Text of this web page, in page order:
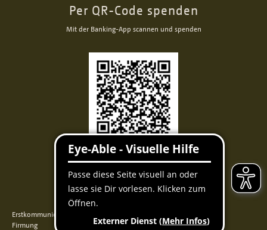
Per QR-Code spenden
Mit der Banking-App scannen und spenden
FacebookInstagramYoutube
QUICKLINKS
Erstkommunion
Firmung